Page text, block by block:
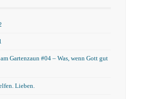
Gartenzaun #04 – Was, wenn Gott gut
Lieben.